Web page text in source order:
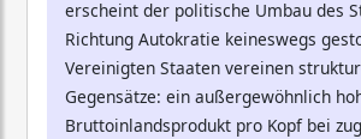
erscheint der politische Umbau des
Richtung Autokratie keineswegs
Vereinigten Staaten vereinen
Gegensätze: ein außergewöhnlich
Bruttoinlandsprodukt pro Kopf bei